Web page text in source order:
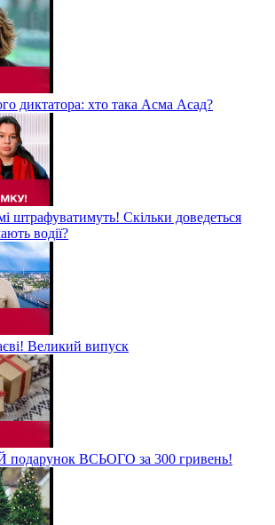
диктатора: хто така Асма Асад?
штрафуватимуть! Скільки доведеться
водії?
Великий випуск
ВСЬОГО за 300 гривень!